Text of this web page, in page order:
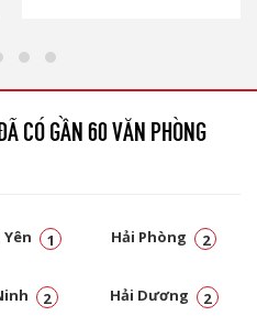
CÓ GẦN 60 VĂN PHÒNG
1 Hải Phòng 2
2 Hải Dương 2